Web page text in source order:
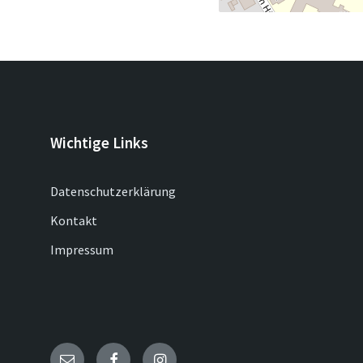
Wichtige Links
Datenschutzerklärung
Kontakt
Impressum
Email FacebookInstagram